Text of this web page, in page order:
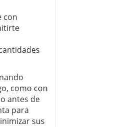
con
como con
antes de
para
sus